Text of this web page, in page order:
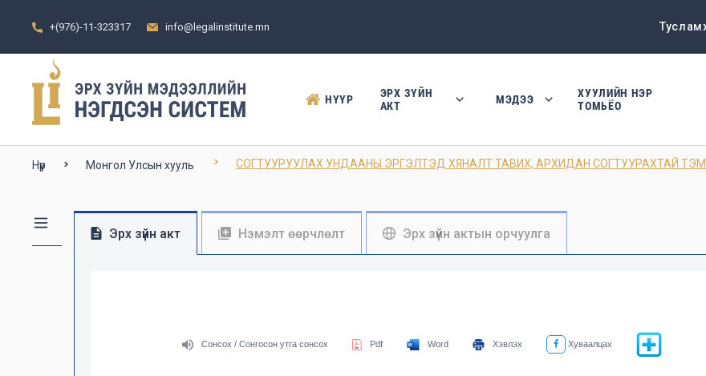
+(976)-11-323317 info@legalinstitute.mn
НҮҮР
ЭРХ ЗҮЙН
АКТ
МЭДЭЭ
ХУУЛИЙН НЭР
ТОМЬЁО
Нүүр Монгол Улсын хууль СОГТУУРУУЛАХ УНДААНЫ ЭРГЭЛТЭД ХЯНАЛТ ТАВИХ, АРХИДАН СОГТУУРАХТАЙ
Эрх зүйн акт Нэмэлт өөрчлөлт Эрх зүйн актын орчуулга
Сонсох / Сонгосон утга сонсох Pdf Word Хэвлэх Хуваалцах